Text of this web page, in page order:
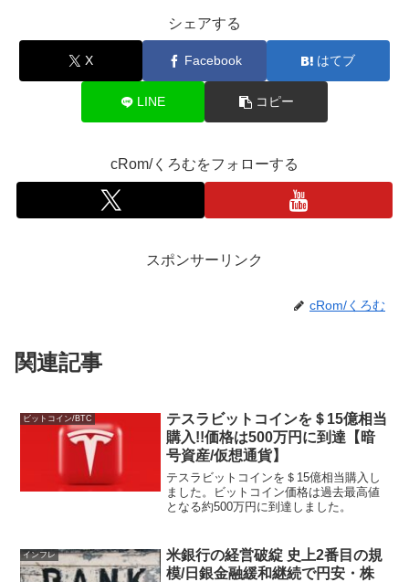
シェアする
X Facebook はてブ
LINE コピー
cRom/くろむをフォローする
スポンサーリンク
cRom/くろむ
関連記事
ビットコイン/BTC
テスラビットコインを＄15億相当
購入!!価格は500万円に到達【暗
号資産/仮想通貨】
テスラビットコインを＄15億相当購入し
ました。ビットコイン価格は過去最高値
となる約500万円に到達しました。
インフレ
米銀行の経営破綻 史上2番目の規
模/日銀金融緩和継続で円安・株